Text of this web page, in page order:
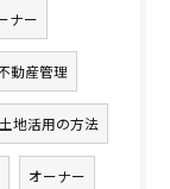
ナー
動産管理
土地活用の方法
オーナー